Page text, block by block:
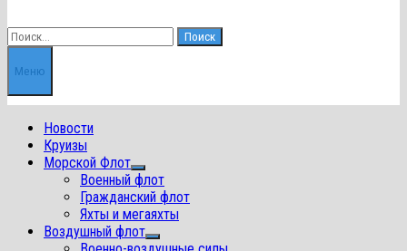
Найти:
Меню
Новости
Круизы
Морской Флот
Показать
подменю
Военный флот
Гражданский флот
Яхты и мегаяхты
Воздушный флот
Показать